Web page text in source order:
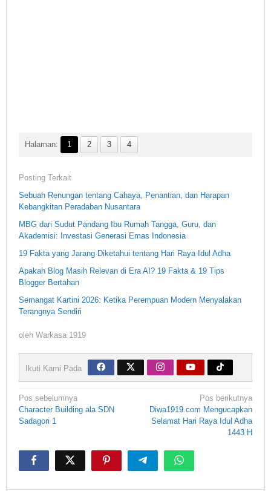
Halaman: 1 2 3 4
Posting Terkait
Sebuah Renungan tentang Cahaya, Penantian, dan Harapan
Kebangkitan Peradaban Nusantara
MBG dari Sudut Pandang Ibu Rumah Tangga, Guru, dan
Akademisi: Investasi Generasi Emas Indonesia
19 Fakta yang Jarang Diketahui tentang Hari Raya Idul Adha
Apakah Blog Masih Relevan di Era AI? 19 Fakta & 19 Tips
Blogger Bertahan
Semangat Kartini 2026: Ketika Perempuan Modern Menyalakan
Terangnya Sendiri
oleh Warkasa 1919
Ikuti Kami Pada
Navigasi
pos
Pos sebelumnya
Character Building ala SDN
Sadagori 1
Pos berikutnya
Diwa1919.com Mengucapkan
Selamat Hari Raya Idul Adha
1443 H